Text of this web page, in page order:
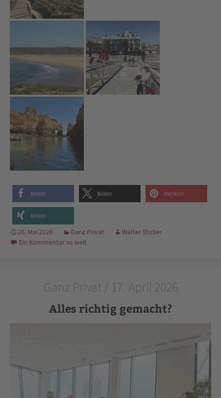
teilen teilen merken
teilen
26. Mai 2026 Ganz Privat
Walter Stuber
Ein Kommentar so weit
Ganz Privat / 17. April 2026
Alles richtig gemacht?